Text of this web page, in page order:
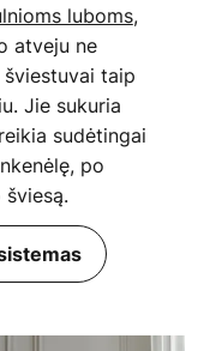
luboms,
atveju ne
taip
Jie sukuria
sudėtingai
po